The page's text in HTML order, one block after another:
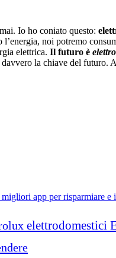
Io ho coniato questo:
noi potremo
elettrica. Il futuro è
la chiave del futuro.
app per risparmiare e
elettrodomestici